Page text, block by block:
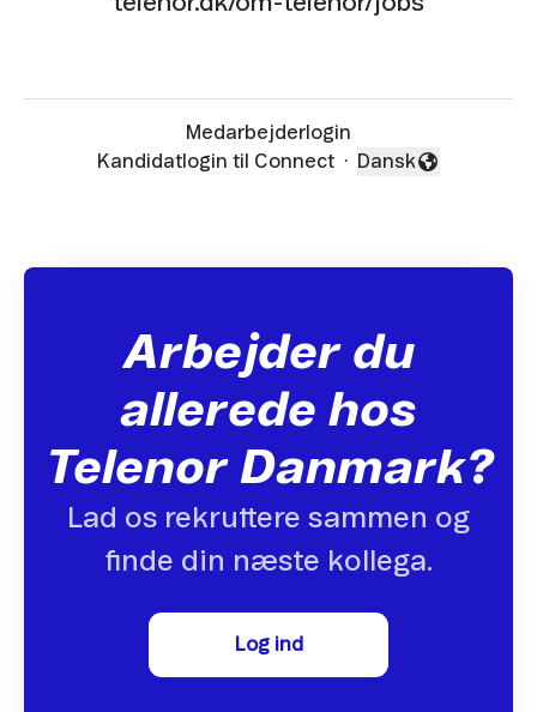
Medarbejderlogin
Kandidatlogin til Connect ·
Skift sprog
Dansk
Arbejder du
allerede hos
Telenor Danmark?
Lad os rekruttere sammen og
finde din næste kollega.
Log ind